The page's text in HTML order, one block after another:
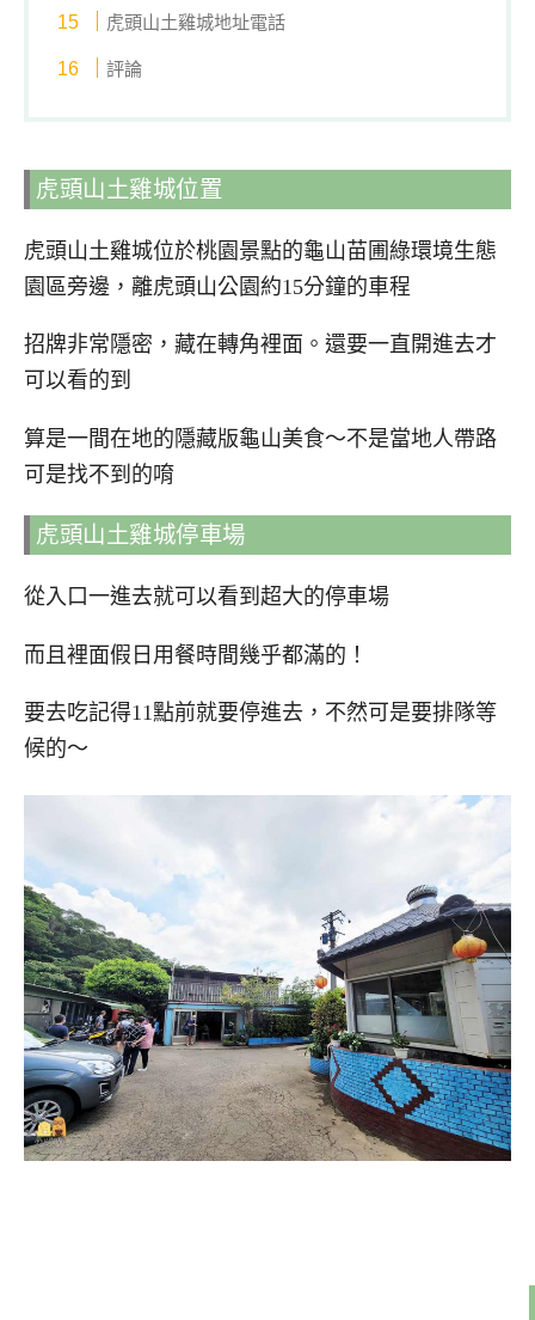
虎頭山土雞城地址電話
評論
虎頭山土雞城位置
虎頭山土雞城位於桃園景點的龜山苗圃綠環境生態
園區旁邊，離虎頭山公園約15分鐘的車程
招牌非常隱密，藏在轉角裡面。還要一直開進去才
可以看的到
算是一間在地的隱藏版龜山美食～不是當地人帶路
可是找不到的唷
虎頭山土雞城停車場
從入口一進去就可以看到超大的停車場
而且裡面假日用餐時間幾乎都滿的！
要去吃記得11點前就要停進去，不然可是要排隊等
候的～